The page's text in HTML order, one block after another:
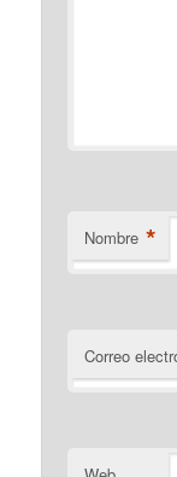
Nombre *
Correo